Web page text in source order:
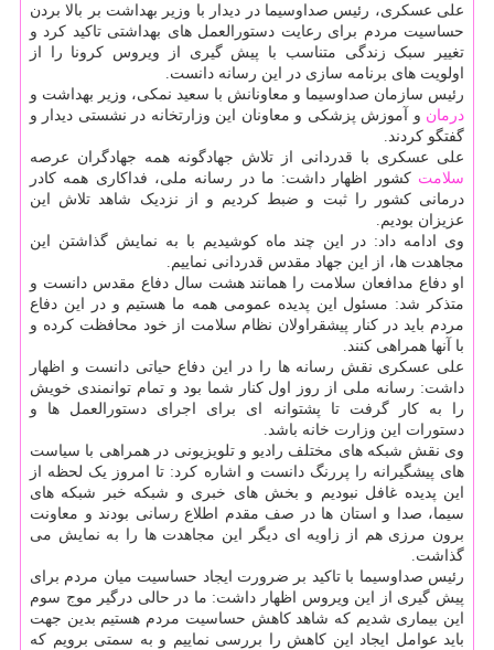
علی عسکری، رئیس صداوسیما در دیدار با وزیر بهداشت بر بالا بردن
حساسیت مردم برای رعایت دستورالعمل های بهداشتی تاکید کرد و
تغییر سبک زندگی متناسب با پیش گیری از ویروس کرونا را از
اولویت های برنامه سازی در این رسانه دانست.
رئیس سازمان صداوسیما و معاونانش با سعید نمکی، وزیر بهداشت و
درمان و آموزش پزشکی و معاونان این وزارتخانه در نشستی دیدار و
گفتگو کردند.
علی عسکری با قدردانی از تلاش جهادگونه همه جهادگران عرصه
سلامت کشور اظهار داشت: ما در رسانه ملی، فداکاری همه کادر
درمانی کشور را ثبت و ضبط کردیم و از نزدیک شاهد تلاش این
عزیزان بودیم.
وی ادامه داد: در این چند ماه کوشیدیم با به نمایش گذاشتن این
مجاهدت ها، از این جهاد مقدس قدردانی نماییم.
او دفاع مدافعان سلامت را همانند هشت سال دفاع مقدس دانست و
متذکر شد: مسئول این پدیده عمومی همه ما هستیم و در این دفاع
مردم باید در کنار پیشقراولان نظام سلامت از خود محافظت کرده و
با آنها همراهی کنند.
علی عسکری نقش رسانه ها را در این دفاع حیاتی دانست و اظهار
داشت: رسانه ملی از روز اول کنار شما بود و تمام توانمندی خویش
را به کار گرفت تا پشتوانه ای برای اجرای دستورالعمل ها و
دستورات این وزارت خانه باشد.
وی نقش شبکه های مختلف رادیو و تلویزیونی در همراهی با سیاست
های پیشگیرانه را پررنگ دانست و اشاره کرد: تا امروز یک لحظه از
این پدیده غافل نبودیم و بخش های خبری و شبکه خبر شبکه های
سیما، صدا و استان ها در صف مقدم اطلاع رسانی بودند و معاونت
برون مرزی هم از زاویه ای دیگر این مجاهدت ها را به نمایش می
گذاشت.
رئیس صداوسیما با تاکید بر ضرورت ایجاد حساسیت میان مردم برای
پیش گیری از این ویروس اظهار داشت: ما در حالی درگیر موج سوم
این بیماری شدیم که شاهد کاهش حساسیت مردم هستیم بدین جهت
باید عوامل ایجاد این کاهش را بررسی نماییم و به سمتی برویم که